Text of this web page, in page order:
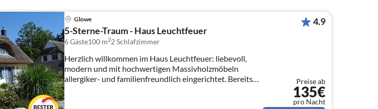
Glowe
5-Sterne-Traum - Haus Leuchtfeuer
6 Gäste100 m22Schlafzimmer
Herzlich willkommen im Haus Leuchtfeuer: liebevoll,
modern und mit hochwertigen Massivholzmöbeln
allergiker- und familienfreundlich eingerichtet. Bereits
4.9
Preise ab
135€
pro Nacht